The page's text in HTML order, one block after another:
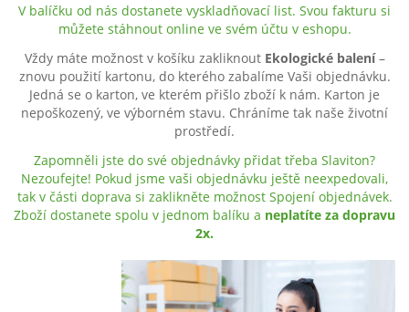
V balíčku od nás dostanete vyskladňovací list. Svou fakturu si
můžete stáhnout online ve svém účtu v eshopu.
Vždy máte možnost v košíku zakliknout Ekologické balení–
znovu použití kartonu, do kterého zabalíme Vaši objednávku.
Jedná se o karton, ve kterém přišlo zboží k nám. Karton je
nepoškozený, ve výborném stavu. Chráníme tak naše životní
prostředí.
Zapomněli jste do své objednávky přidat třeba Slaviton?
Nezoufejte! Pokud jsme vaši objednávku ještě neexpedovali,
tak v části doprava si zaklikněte možnost Spojení objednávek.
Zboží dostanete spolu v jednom balíku a neplatíte za dopravu
2x.